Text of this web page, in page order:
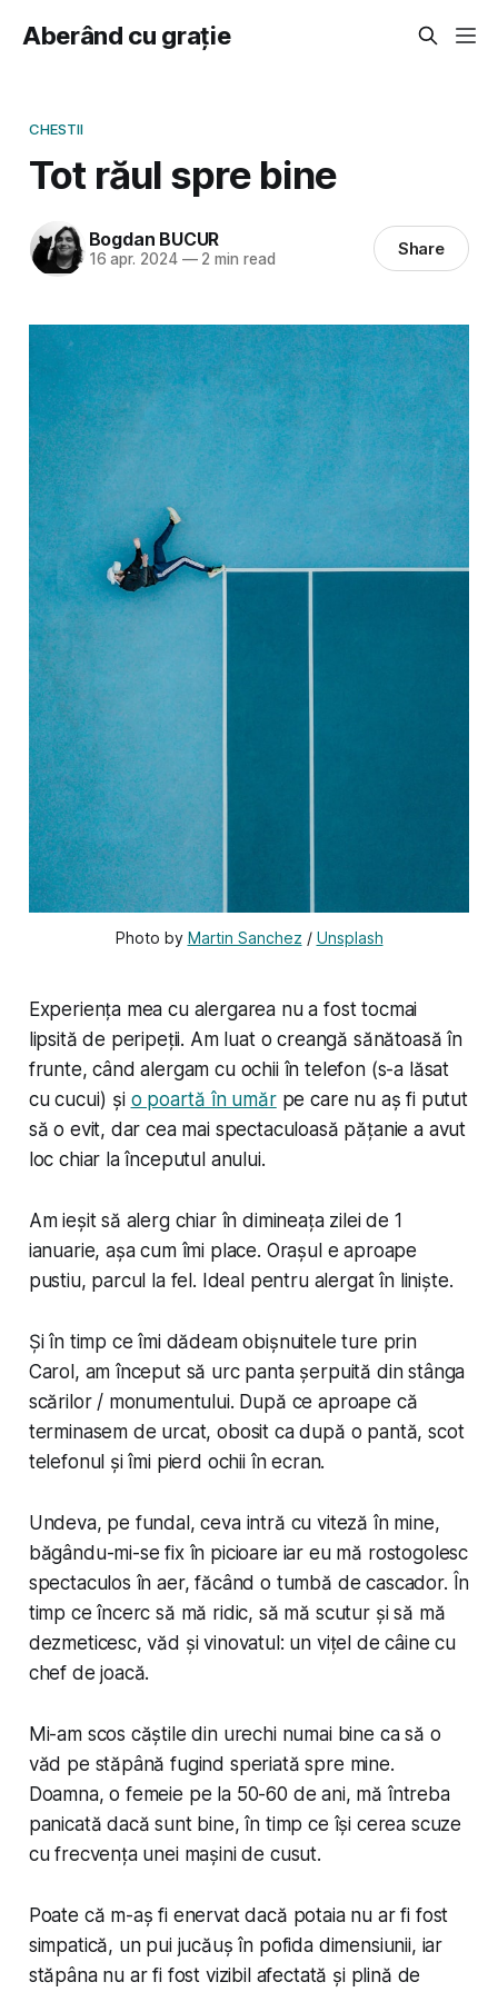
Aberând cu grație
CHESTII
Tot răul spre bine
Bogdan BUCUR
16 apr. 2024 —2 min read Share
Photo by Martin Sanchez / Unsplash
Experiența mea cu alergarea nu a fost tocmai
lipsită de peripeții. Am luat o creangă sănătoasă în
frunte, când alergam cu ochii în telefon (s-a lăsat
cu cucui) și o poartă în umărpe care nu aș fi putut
să o evit, dar cea mai spectaculoasă pățanie a avut
loc chiar la începutul anului.
Am ieșit să alerg chiar în dimineața zilei de 1
ianuarie, așa cum îmi place. Orașul e aproape
pustiu, parcul la fel. Ideal pentru alergat în liniște.
Și în timp ce îmi dădeam obișnuitele ture prin
Carol, am început să urc panta șerpuită din stânga
scărilor / monumentului. După ce aproape că
terminasem de urcat, obosit ca după o pantă, scot
telefonul și îmi pierd ochii în ecran.
Undeva, pe fundal,cevaintră cu viteză în mine,
băgându-mi-se fix în picioare iar eu mă rostogolesc
spectaculos în aer, făcând o tumbă de cascador. În
timp ce încerc să mă ridic, să mă scutur și să mă
dezmeticesc, văd și vinovatul: un vițel de câine cu
chef de joacă.
Mi-am scos căștile din urechi numai bine ca să o
văd pe stăpână fugind speriată spre mine.
Doamna, o femeie pe la 50-60 de ani, mă întreba
panicată dacă sunt bine, în timp ce își cerea scuze
cu frecvența unei mașini de cusut.
Poate că m-aș fi enervat dacă potaia nu ar fi fost
simpatică, un pui jucăuș în pofida dimensiunii, iar
stăpâna nu ar fi fost vizibil afectată și plină de